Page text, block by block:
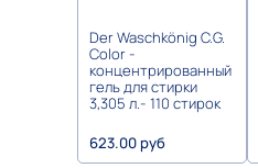
Der Waschkönig C.G.
Color -
концентрированный
гель для стирки
3,305 л.- 110 стирок
623.00 руб